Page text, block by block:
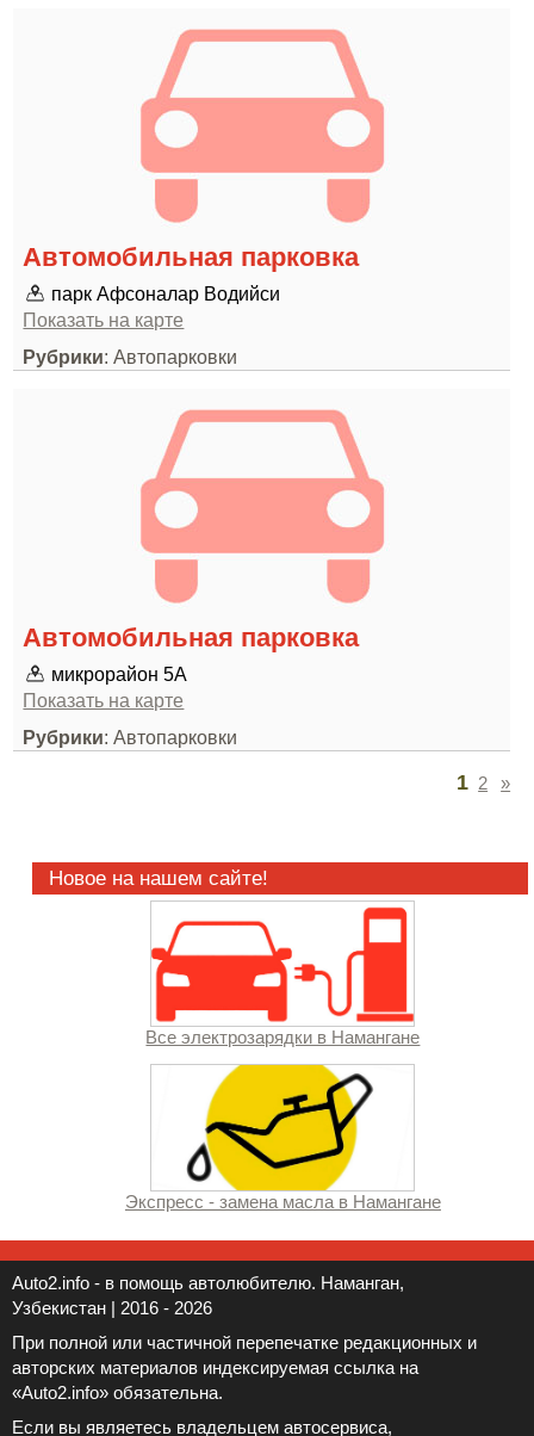
Автомобильная парковка
парк Афсоналар Водийси
Показать на карте
Рубрики: Автопарковки
Автомобильная парковка
микрорайон 5А
Показать на карте
Рубрики: Автопарковки
1 2 »
Новое на нашем сайте!
Все электрозарядки в Намангане
Экспресс - замена масла в Намангане
Auto2.info - в помощь автолюбителю. Наманган,
Узбекистан | 2016 - 2026
При полной или частичной перепечатке редакционных и
авторских материалов индексируемая ссылка на
«Auto2.info» обязательна.
Если вы являетесь владельцем автосервиса,